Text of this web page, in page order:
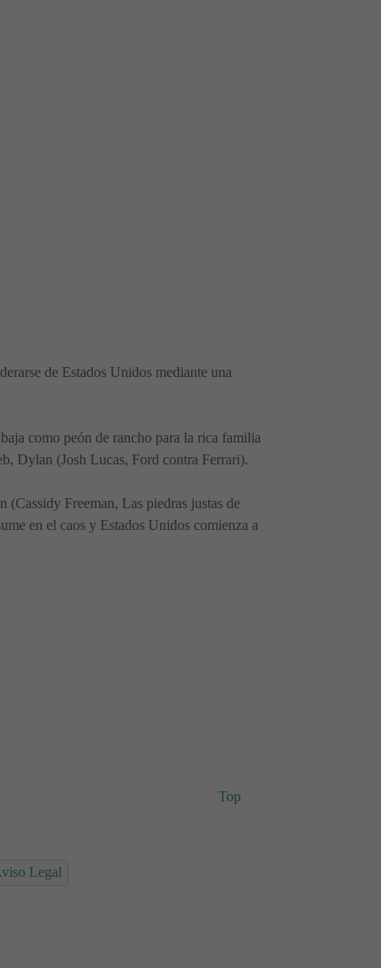
de Estados Unidos mediante una
como peón de rancho para la rica familia
Dylan (Josh Lucas, Ford contra Ferrari).
(Cassidy Freeman, Las piedras justas de
en el caos y Estados Unidos comienza a
Legal
Top